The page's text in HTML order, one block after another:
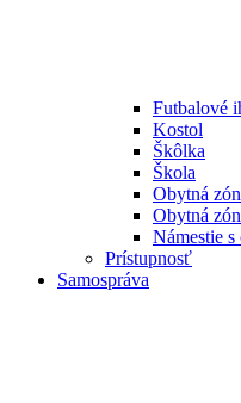
Futbalové
Kostol
Škôlka
Škola
Obytná
Obytná
Námestie
Prístupnosť
Samospráva